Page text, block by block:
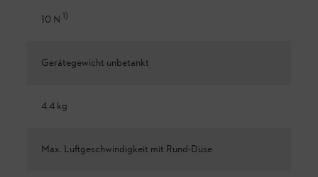
10 N 1)
Gerätegewicht unbetankt
4.4 kg
Max. Luftgeschwindigkeit mit Rund-Düse